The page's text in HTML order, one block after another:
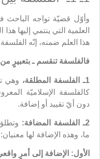
وأوّل قضيّة تواجه
العلمية التي ينتمي إليها
هذا العلم ضمنه، إنّه
فالفلسفة تنقسم ـ بتعبيرٍ
1ـ الفلسفة المطلقة، وهي
كالفلسفة الإسلاميّة
دون أيّ تقييد أو إضافة.
2ـ الفلسفة المضافة:
ما، وهذه الإضافة لها معنيان:
الأول: الإضافة إلى أمرٍ